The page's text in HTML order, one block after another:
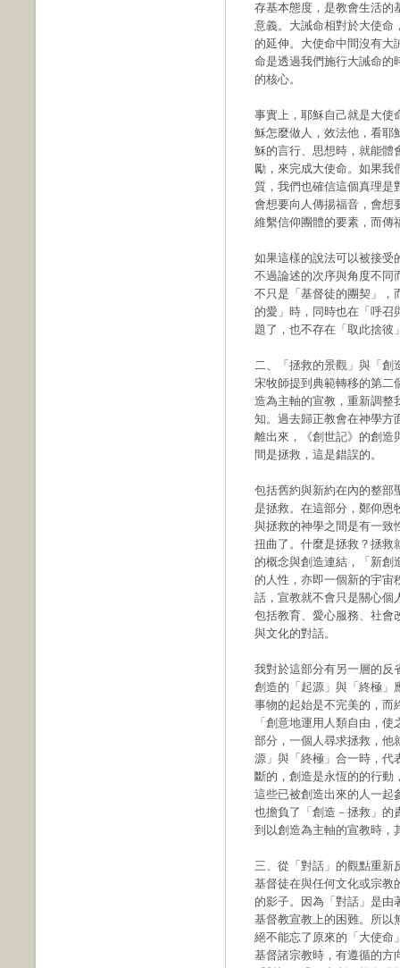
存基本態度，是教會生活的
意義。大誡命相對於大使命
的延伸。大使命中間沒有大
命是透過我們施行大誡命的
的核心。
事實上，耶穌自己就是大使
穌怎麼做人，效法他，看耶
穌的言行、思想時，就能體
勵，來完成大使命。如果我
質，我們也確信這個真理是
會想要向人傳揚福音，會想
維繫信仰團體的要素，而傳
如果這樣的說法可以被接受
不過論述的次序與角度不同
不只是「基督徒的團契」，
的愛」時，同時也在「呼召
題了，也不存在「取此捨彼
二、「拯救的景觀」與「創
宋牧師提到典範轉移的第二
造為主軸的宣教，重新調整
知。過去歸正教會在神學方
離出來，《創世記》的創造
間是拯救，這是錯誤的。
包括舊約與新約在內的整部
是拯救。在這部分，鄭仰恩
與拯救的神學之間是有一致
扭曲了。什麼是拯救？拯救
的概念與創造連結，「新創
的人性，亦即一個新的宇宙
話，宣教就不會只是關心個
包括教育、愛心服務、社會
與文化的對話。
我對於這部分有另一層的反
創造的「起源」與「終極」
事物的起始是不完美的，而
「創意地運用人類自由，
部分，一個人尋求拯救，他
源」與「終極」合一時，代
斷的，創造是永恆的的行動
這些已被創造出來的人一起
也擔負了「創造－拯救」的
到以創造為主軸的宣教時，
三、從「對話」的觀點重新
基督徒在與任何文化或宗教
的影子。因為「對話」是由
基督教宣教上的困難。所以
絕不能忘了原來的「大使命
基督諸宗教時，有遵循的方